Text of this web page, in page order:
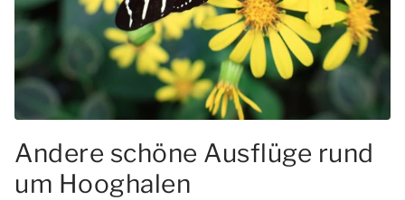
Andere schöne Ausflüge rund
um Hooghalen